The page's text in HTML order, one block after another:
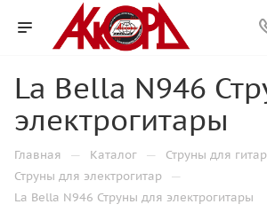
La Bella N946
электрогитары
Главная — Каталог — Струны для
Струны для электрогитар —
La Bella N946 Струны для электрогитары